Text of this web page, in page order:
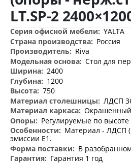
LT.SP-2
Дополнительная
информация
YALTA
Россия
Riva
Стол для
2400
1200
750
ЛДСП
Регулируемые по высоте
Материал - ЛДСП
эмиссии Е1.
В
Гарантия 1 год